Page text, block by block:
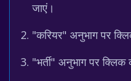
जाएं।
"करियर" अनुभाग पर
"भर्ती" अनुभाग पर क्लिक